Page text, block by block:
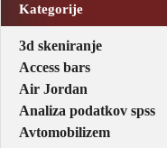
Kategorije
3d skeniranje
Access bars
Air Jordan
Analiza podatkov spss
Avtomobilizem